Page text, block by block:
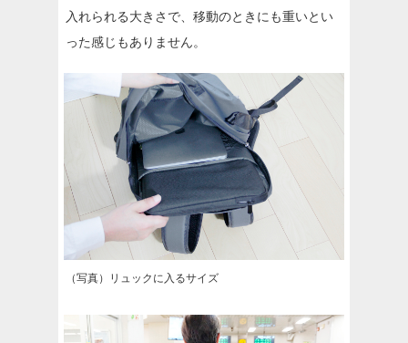
入れられる大きさで、移動のときにも重いとい
った感じもありません。
（写真）リュックに入るサイズ